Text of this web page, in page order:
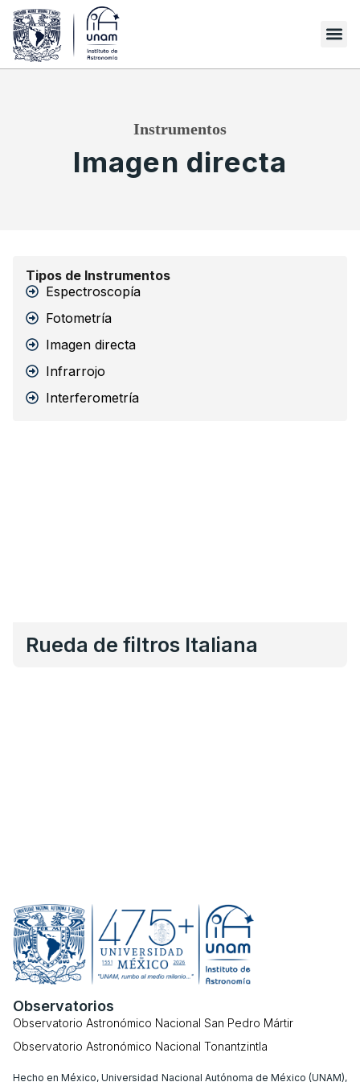
Instrumentos
Imagen directa
Tipos de Instrumentos
Espectroscopía
Fotometría
Imagen directa
Infrarrojo
Interferometría
Rueda de filtros Italiana
Observatorios
Observatorio Astronómico Nacional San Pedro Mártir
Observatorio Astronómico Nacional Tonantzintla
Hecho en México, Universidad Nacional Autónoma de México (UNAM),